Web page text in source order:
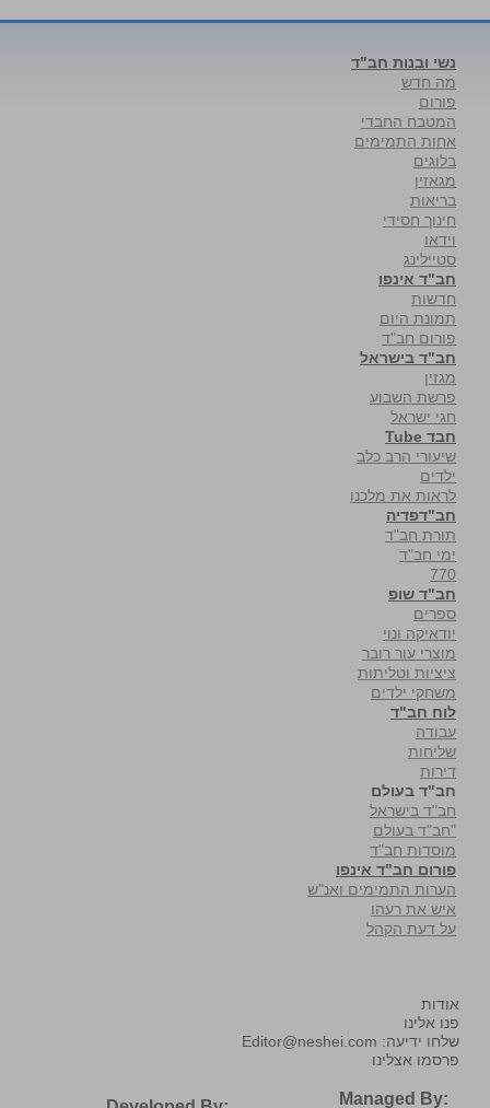
נשי ובנות חב"ד
מה חדש
פורום
המטבח החבדי
אחות התמימים
בלוגים
מגאזין
בריאות
חינוך חסידי
וידאו
סטיילינג
חב"ד אינפו
חדשות
תמונת היום
פורום חב"ד
חב"ד בישראל
מגזין
פרשת השבוע
חגי ישראל
חבד Tube
שיעורי הרב כלב
ילדים
לראות את מלכנו
חב"דפדיה
תורת חב"ד
ימי חב"ד
770
חב"ד שופ
ספרים
יודאיקה ונוי
מוצרי עור רובר
ציציות וטליתות
משחקי ילדים
לוח חב"ד
עבודה
שליחות
דירות
חב"ד בעולם
חב"ד בישראל
"חב"ד בעולם
מוסדות חב"ד
פורום חב"ד אינפו
הערות התמימים ואנ"ש
איש את רעהו
על דעת הקהל
אודות
פנו אלינו
שלחו ידיעה: Editor@neshei.com
פרסמו אצלינו
Managed By: